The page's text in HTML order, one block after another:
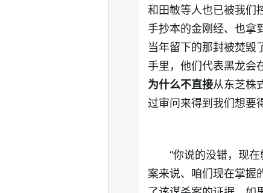
和田敏等人也已被我们
手抄本的金刚经、也拿
当年留下的那封被焚毁
手里，他们代表黑龙会
为什么不直接从东芝株
过审问来得到我们想要
“你说的没错，现
案来说、咱们现在掌握